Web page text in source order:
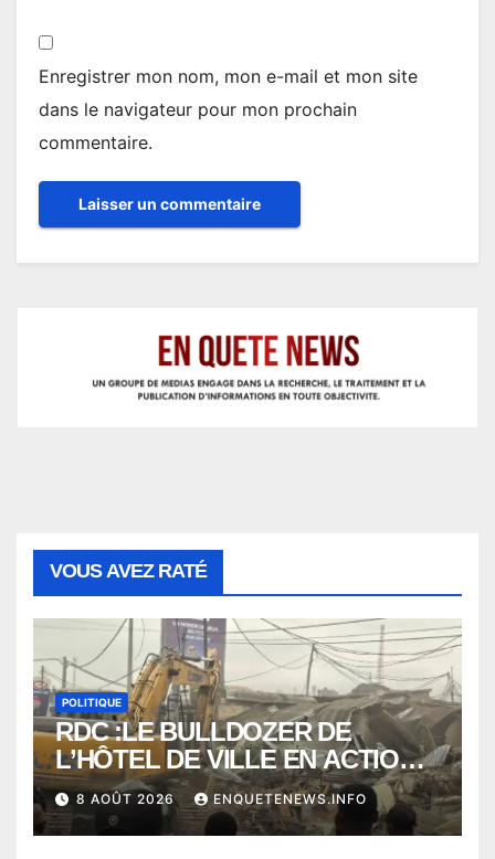
Enregistrer mon nom, mon e-mail et mon site
dans le navigateur pour mon prochain
commentaire.
VOUS AVEZ RATÉ
POLITIQUE
RDC :LE BULLDOZER DE
L’HÔTEL DE VILLE EN ACTION
POUR DEGAGER LA VOIE
PUBLIQUE en action DANS LA
COMMUNE DE NGALIEMA
8 AOÛT 2026 ENQUETENEWS.INFO